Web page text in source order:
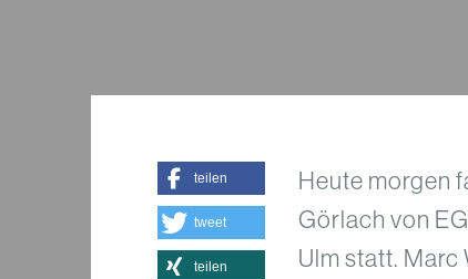
Heute morgen
Görlach von
Ulm statt. Marc
teilen
tweet
teilen